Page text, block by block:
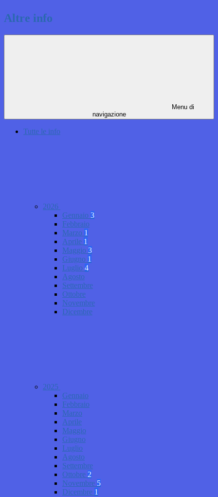
Altre info
Menu di
navigazione
Tutte le info
2026
Gennaio 3
Febbraio
Marzo 1
Aprile 1
Maggio 3
Giugno 1
Luglio 4
Agosto
Settembre
Ottobre
Novembre
Dicembre
2025
Gennaio
Febbraio
Marzo
Aprile
Maggio
Giugno
Luglio
Agosto
Settembre
Ottobre 2
Novembre 5
Dicembre 1